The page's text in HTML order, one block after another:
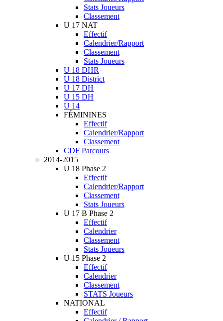
Stats Joueurs
Classement
U 17 NAT
Effectif
Calendrier/Rapport
Classement
Stats Joueurs
U 18 DHR
U 18 District
U 17 DH
U 15 DH
U 14
FÉMININES
Effectif
Calendrier/Rapport
Classement
CDF Parcours
2014-2015
U 18 Phase 2
Effectif
Calendrier/Rapport
Classement
Stats Joueurs
U 17 B Phase 2
Effectif
Calendrier
Classement
Stats Joueurs
U 15 Phase 2
Effectif
Calendrier
Classement
STATS Joueurs
NATIONAL
Effectif